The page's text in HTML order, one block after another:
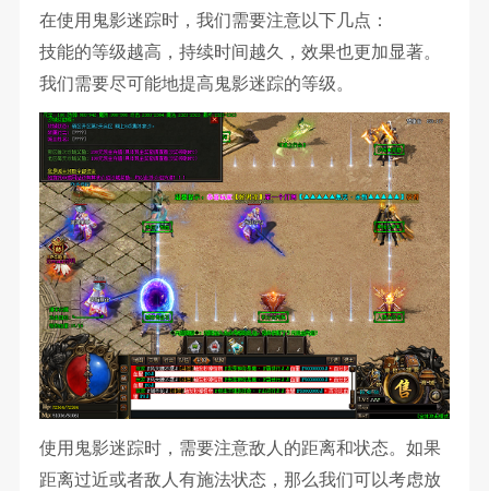
在使用鬼影迷踪时，我们需要注意以下几点：
技能的等级越高，持续时间越久，效果也更加显著。
我们需要尽可能地提高鬼影迷踪的等级。
使用鬼影迷踪时，需要注意敌人的距离和状态。如果
距离过近或者敌人有施法状态，那么我们可以考虑放